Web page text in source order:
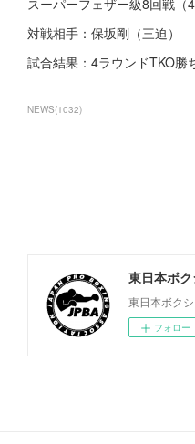
スーパーフェザー級8回戦（4
対戦相手：保坂剛（三迫）
試合結果：4ラウンドTKO勝
NEWS(1032)
東日本ボ
東日本ボク
フォロー